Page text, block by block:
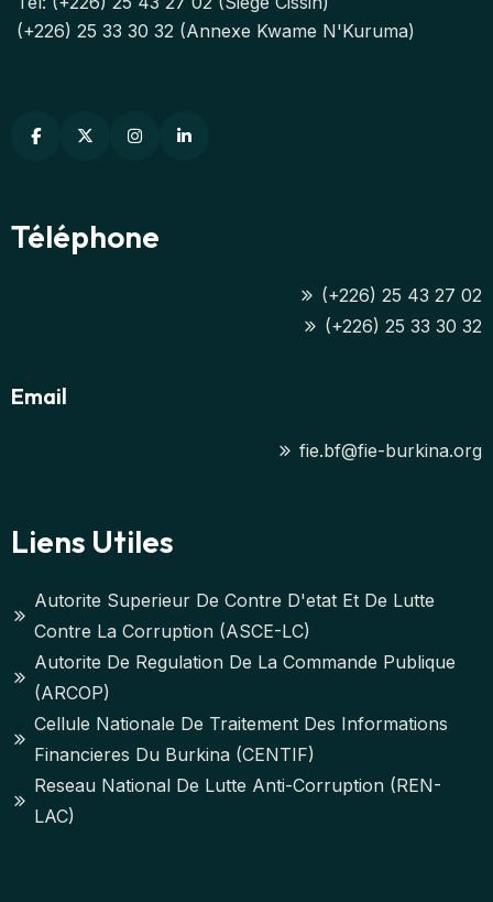
(+226) 25 33 30 32 (Annexe Kwame N'Kuruma)
Téléphone
(+226) 25 43 27 02
(+226) 25 33 30 32
Email
fie.bf@fie-burkina.org
Liens Utiles
Autorite Superieur De Contre D'etat Et De Lutte
Contre La Corruption (ASCE-LC)
Autorite De Regulation De La Commande Publique
(ARCOP)
Cellule Nationale De Traitement Des Informations
Financieres Du Burkina (CENTIF)
Reseau National De Lutte Anti-Corruption (REN-
LAC)